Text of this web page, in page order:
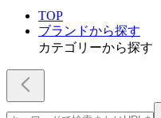
TOP
ブランドから探す
カテゴリーから探す